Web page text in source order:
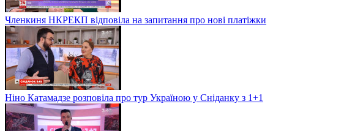
Членкиня НКРЕКП відповіла на запитання про нові платіжки
Ніно Катамадзе розповіла про тур Україною у Сніданку з 1+1